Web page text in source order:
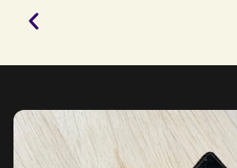
Bougies
naturelles